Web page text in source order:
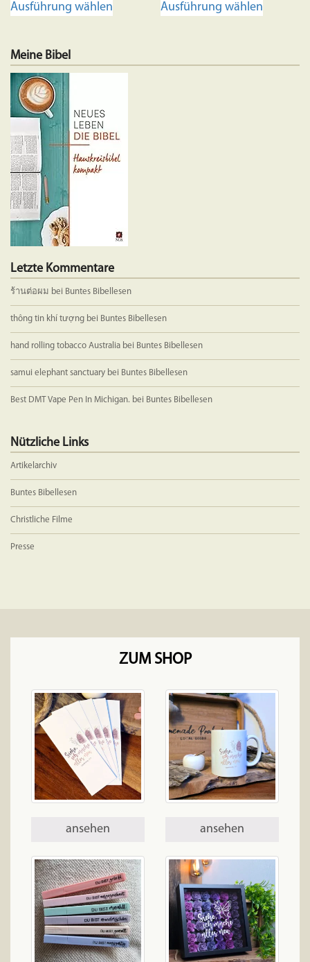
Ausführung wählen
Varianten
können
auf
Ausführung wählen
Meine Bibel
Letzte Kommentare
ร้านต่อผม bei Buntes Bibellesen
thông tin khí tượng bei Buntes Bibellesen
hand rolling tobacco Australia bei Buntes Bibellesen
samui elephant sanctuary bei Buntes Bibellesen
Best DMT Vape Pen In Michigan. bei Buntes Bibellesen
Nützliche Links
Artikelarchiv
Buntes Bibellesen
Christliche Filme
Presse
ZUM SHOP
ansehen ansehen